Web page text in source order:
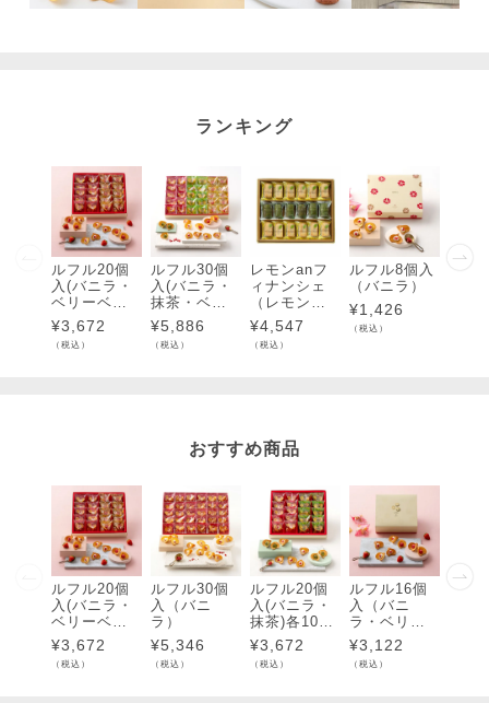
ランキング
ルフル20個
入(バニラ・
ベリーベリ
ー)各10個入
¥3,672
（税込）
ルフル30個
入(バニラ・
抹茶・ベリ
ーベリー)各1
0個入
¥5,886
（税込）
レモンanフ
ィナンシェ
（レモン・
抹茶）18個
入
¥4,547
（税込）
ルフル8個入
（バニラ）
¥1,426
（税込）
おすすめ商品
ルフル20個
入(バニラ・
ベリーベリ
ー)各10個入
¥3,672
（税込）
ルフル30個
入（バニ
ラ）
¥5,346
（税込）
ルフル20個
入(バニラ・
抹茶)各10個
入
¥3,672
（税込）
ルフル16個
入（バニ
ラ・ベリー
ベリー）各8
個入
¥3,122
（税込）